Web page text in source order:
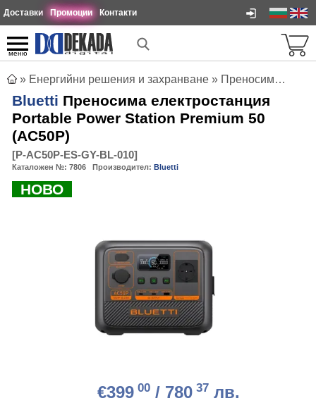
Доставки Промоции Контакти
меню
» Енергийни решения и захранване » Преносими електростанции
Bluetti Преносима електростанция
Portable Power Station Premium 50
(AC50P)
[P-AC50P-ES-GY-BL-010]
Каталожен №: 7806 Производител: Bluetti
НОВО
€39900/ 78037 лв.